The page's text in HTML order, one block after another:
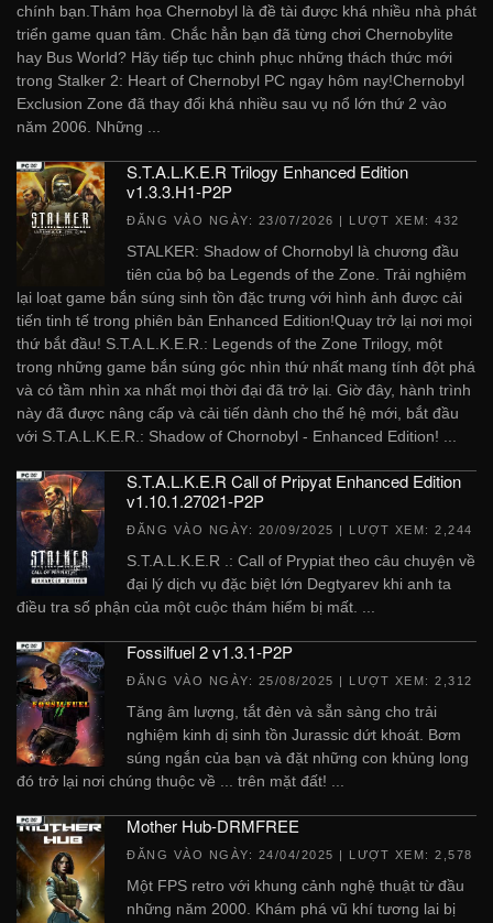
chính bạn.Thảm họa Chernobyl là đề tài được khá nhiều nhà phát
triển game quan tâm. Chắc hẳn bạn đã từng chơi Chernobylite
hay Bus World? Hãy tiếp tục chinh phục những thách thức mới
trong Stalker 2: Heart of Chernobyl PC ngay hôm nay!Chernobyl
Exclusion Zone đã thay đổi khá nhiều sau vụ nổ lớn thứ 2 vào
năm 2006. Những ...
S.T.A.L.K.E.R Trilogy Enhanced Edition
v1.3.3.H1-P2P
ĐĂNG VÀO NGÀY: 23/07/2026 | LƯỢT XEM: 432
STALKER: Shadow of Chornobyl là chương đầu
tiên của bộ ba Legends of the Zone. Trải nghiệm
lại loạt game bắn súng sinh tồn đặc trưng với hình ảnh được cải
tiến tinh tế trong phiên bản Enhanced Edition!Quay trở lại nơi mọi
thứ bắt đầu! S.T.A.L.K.E.R.: Legends of the Zone Trilogy, một
trong những game bắn súng góc nhìn thứ nhất mang tính đột phá
và có tầm nhìn xa nhất mọi thời đại đã trở lại. Giờ đây, hành trình
này đã được nâng cấp và cải tiến dành cho thế hệ mới, bắt đầu
với S.T.A.L.K.E.R.: Shadow of Chornobyl - Enhanced Edition! ...
S.T.A.L.K.E.R Call of Pripyat Enhanced Edition
v1.10.1.27021-P2P
ĐĂNG VÀO NGÀY: 20/09/2025 | LƯỢT XEM: 2,244
S.T.A.L.K.E.R .: Call of Prypiat theo câu chuyện về
đại lý dịch vụ đặc biệt lớn Degtyarev khi anh ta
điều tra số phận của một cuộc thám hiểm bị mất. ...
Fossilfuel 2 v1.3.1-P2P
ĐĂNG VÀO NGÀY: 25/08/2025 | LƯỢT XEM: 2,312
Tăng âm lượng, tắt đèn và sẵn sàng cho trải
nghiệm kinh dị sinh tồn Jurassic dứt khoát. Bơm
súng ngắn của bạn và đặt những con khủng long
đó trở lại nơi chúng thuộc về ... trên mặt đất! ...
Mother Hub-DRMFREE
ĐĂNG VÀO NGÀY: 24/04/2025 | LƯỢT XEM: 2,578
Một FPS retro với khung cảnh nghệ thuật từ đầu
những năm 2000. Khám phá vũ khí tương lai bị